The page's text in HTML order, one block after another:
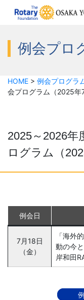
例会プロ
HOME > 例会プログラ
会プログラム（2025年7
2025～2026
ログラム（
例会日
7月18日
（金）
「海外
動の今と
岸和田